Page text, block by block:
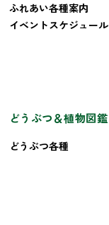
ふれあい各種案内
イベントスケジュール
どうぶつ＆植物図鑑
どうぶつ各種